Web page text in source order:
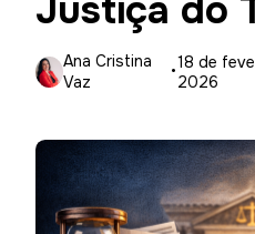
Justiça do
Ana Cristina
Vaz
·18 de
2026